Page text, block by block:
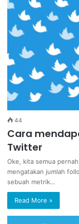
44
Cara
Twitter
Oke, kita semua
mengatakan jumlah
sebuah metrik…
Read More »